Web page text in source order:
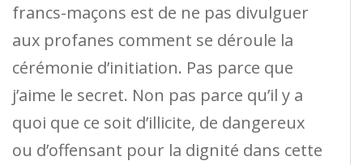
francs-maçons est de ne pas divulguer
aux profanes comment se déroule la
cérémonie d’initiation. Pas parce que
j’aime le secret. Non pas parce qu’il y a
quoi que ce soit d’illicite, de dangereux
ou d’offensant pour la dignité dans cette